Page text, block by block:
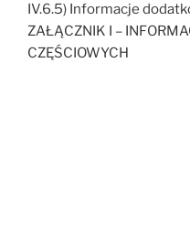
IV.6.5) Informacje
ZAŁĄCZNIK I –
CZĘŚCIOWYCH